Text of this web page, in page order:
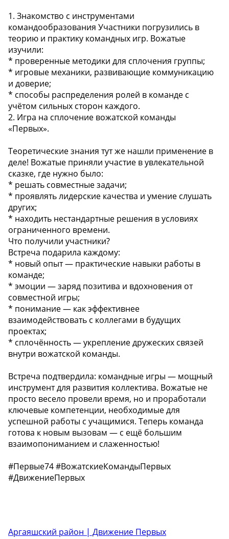
1. Знакомство с инструментами
командообразования Участники погрузились в
теорию и практику командных игр. Вожатые
изучили:
* проверенные методики для сплочения группы;
* игровые механики, развивающие коммуникацию
и доверие;
* способы распределения ролей в команде с
учётом сильных сторон каждого.
2. Игра на сплочение вожатской команды
«Первых».
Теоретические знания тут же нашли применение в
деле! Вожатые приняли участие в увлекательной
сказке, где нужно было:
* решать совместные задачи;
* проявлять лидерские качества и умение слушать
других;
* находить нестандартные решения в условиях
ограниченного времени.
Что получили участники?
Встреча подарила каждому:
* новый опыт — практические навыки работы в
команде;
* эмоции — заряд позитива и вдохновения от
совместной игры;
* понимание — как эффективнее
взаимодействовать с коллегами в будущих
проектах;
* сплочённость — укрепление дружеских связей
внутри вожатской команды.
Встреча подтвердила: командные игры — мощный
инструмент для развития коллектива. Вожатые не
просто весело провели время, но и проработали
ключевые компетенции, необходимые для
успешной работы с учащимися. Теперь команда
готова к новым вызовам — с ещё большим
взаимопониманием и слаженностью!
#Первые74 #ВожатскиеКомандыПервых
#ДвижениеПервых
Аргаяшский район | Движение Первых